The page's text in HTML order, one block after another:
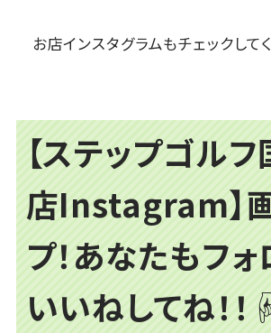
お店インスタグラムもチェックして
【ステップゴル
店Instagram】
プ！あなたもフ
いいねしてね！